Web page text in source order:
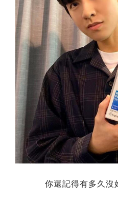
你還記得有多久沒